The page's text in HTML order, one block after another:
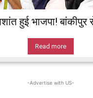
हुई भाजपा!
Read more
-Advertise with US-